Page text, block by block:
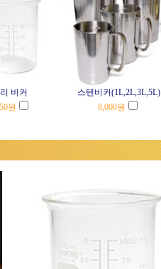
비커 스텐비커(1L,2L,3L,5L)
원 8,000원